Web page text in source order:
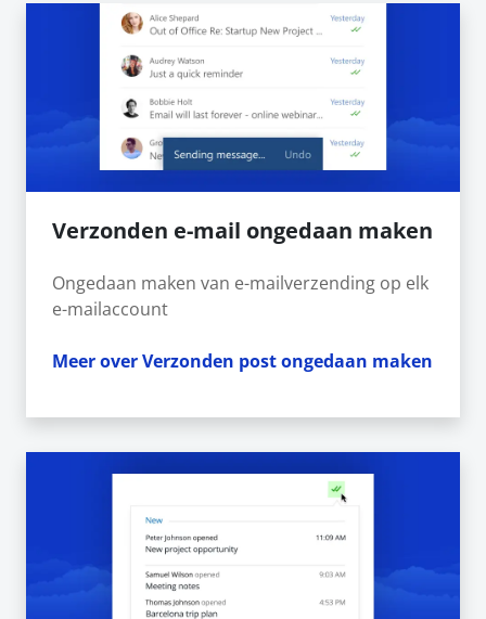
Verzonden e-mail ongedaan maken
Ongedaan maken van e-mailverzending op elk
e-mailaccount
Meer over Verzonden post ongedaan maken